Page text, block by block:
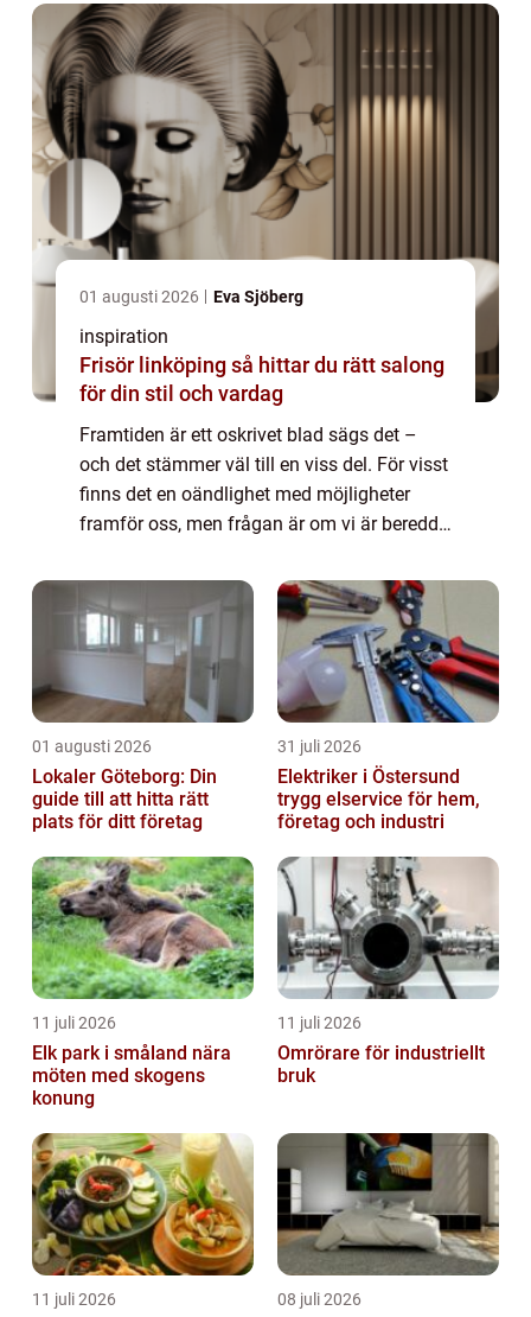
01 augusti 2026 Eva Sjöberg
inspiration
Frisör linköping så hittar du rätt salong
för din stil och vardag
Framtiden är ett oskrivet blad sägs det –
och det stämmer väl till en viss del. För visst
finns det en oändlighet med möjligheter
framför oss, men frågan är om vi är beredda
01 augusti 2026
Lokaler Göteborg: Din
guide till att hitta rätt
plats för ditt företag
31 juli 2026
Elektriker i Östersund
trygg elservice för hem,
företag och industri
11 juli 2026
Elk park i småland nära
möten med skogens
konung
11 juli 2026
Omrörare för industriellt
bruk
11 juli 2026 08 juli 2026